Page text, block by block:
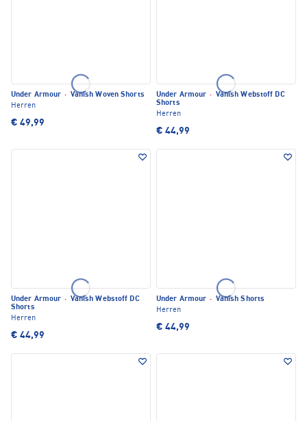
Under Armour · Vanish Woven Shorts
Herren
€ 49,99
Under Armour · Vanish Webstoff DC
Shorts
Herren
€ 44,99
Under Armour · Vanish Webstoff DC
Shorts
Herren
€ 44,99
Under Armour · Vanish Shorts
Herren
€ 44,99